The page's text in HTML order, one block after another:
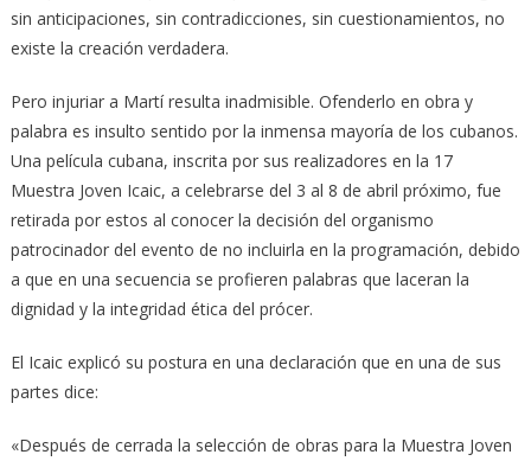
sin anticipaciones, sin contradicciones, sin cuestionamientos, no
existe la creación verdadera.
Pero injuriar a Martí resulta inadmisible. Ofenderlo en obra y
palabra es insulto sentido por la inmensa mayoría de los cubanos.
Una película cubana, inscrita por sus realizadores en la 17
Muestra Joven Icaic, a celebrarse del 3 al 8 de abril próximo, fue
retirada por estos al conocer la decisión del organismo
patrocinador del evento de no incluirla en la programación, debido
a que en una secuencia se profieren palabras que laceran la
dignidad y la integridad ética del prócer.
El Icaic explicó su postura en una declaración que en una de sus
partes dice:
«Después de cerrada la selección de obras para la Muestra Joven